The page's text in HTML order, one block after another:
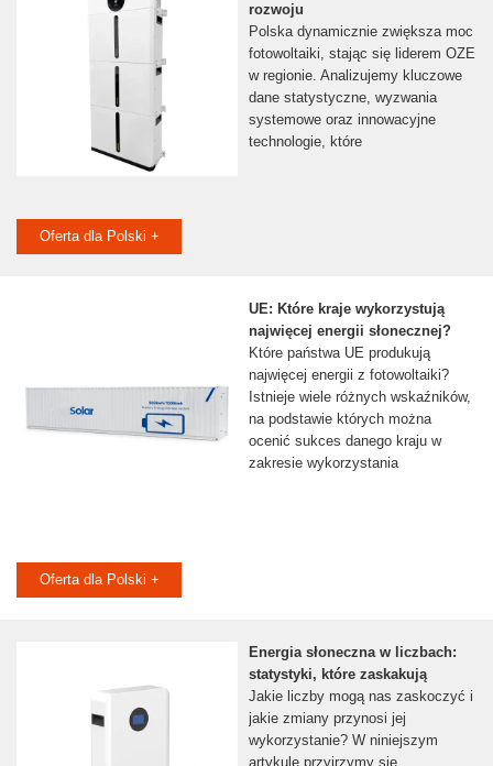
rozwoju
Polska dynamicznie zwiększa moc
fotowoltaiki, stając się liderem OZE
w regionie. Analizujemy kluczowe
dane statystyczne, wyzwania
systemowe oraz innowacyjne
technologie, które
Oferta dla Polski +
UE: Które kraje wykorzystują
najwięcej energii słonecznej?
Które państwa UE produkują
najwięcej energii z fotowoltaiki?
Istnieje wiele różnych wskaźników,
na podstawie których można
ocenić sukces danego kraju w
zakresie wykorzystania
Oferta dla Polski +
Energia słoneczna w liczbach:
statystyki, które zaskakują
Jakie liczby mogą nas zaskoczyć i
jakie zmiany przynosi jej
wykorzystanie? W niniejszym
artykule przyjrzymy się